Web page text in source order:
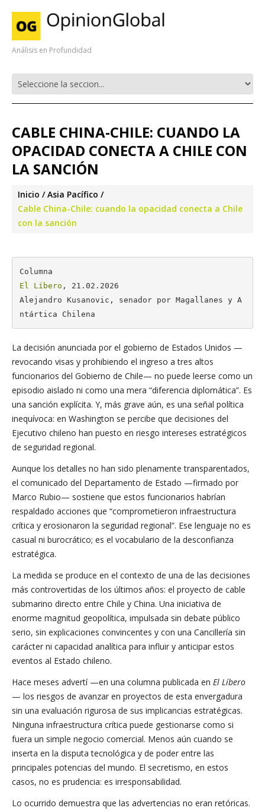
Análisis en Profundidad
CABLE CHINA-CHILE: CUANDO LA
OPACIDAD CONECTA A CHILE CON
LA SANCIÓN
Inicio
Asia Pacífico
Cable China-Chile: cuando la opacidad conecta a Chile
con la sanción
El Líbero , 21.02.2026
Alejandro Kusanovic, senador por Magallanes y A
ntártica Chilena
La decisión anunciada por el gobierno de Estados Unidos —
revocando visas y prohibiendo el ingreso a tres altos
funcionarios del Gobierno de Chile— no puede leerse como un
episodio aislado ni como una mera “diferencia diplomática”. Es
una sanción explícita. Y, más grave aún, es una señal política
inequívoca: en Washington se percibe que decisiones del
Ejecutivo chileno han puesto en riesgo intereses estratégicos
de seguridad regional.
Aunque los detalles no han sido plenamente transparentados,
el comunicado del Departamento de Estado —firmado por
Marco Rubio— sostiene que estos funcionarios habrían
respaldado acciones que “comprometieron infraestructura
crítica y erosionaron la seguridad regional”. Ese lenguaje no es
casual ni burocrático; es el vocabulario de la desconfianza
estratégica.
La medida se produce en el contexto de una de las decisiones
más controvertidas de los últimos años: el proyecto de cable
submarino directo entre Chile y China. Una iniciativa de
enorme magnitud geopolítica, impulsada sin debate público
serio, sin explicaciones convincentes y con una Cancillería sin
carácter ni capacidad analítica para influir y anticipar estos
eventos al Estado chileno.
Hace meses advertí —en una columna publicada en El Líbero
— los riesgos de avanzar en proyectos de esta envergadura
sin una evaluación rigurosa de sus implicancias estratégicas.
Ninguna infraestructura crítica puede gestionarse como si
fuera un simple negocio comercial. Menos aún cuando se
inserta en la disputa tecnológica y de poder entre las
principales potencias del mundo. El secretismo, en estos
casos, no es prudencia: es irresponsabilidad.
Lo ocurrido demuestra que las advertencias no eran retóricas.